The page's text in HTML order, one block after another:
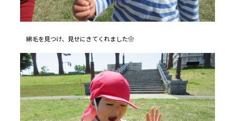
綿毛を見つけ、見せにきてくれました❀